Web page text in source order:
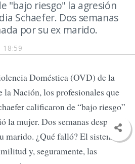
18:59
"bajo riesgo" la agresión
Schaefer. Dos semanas
por su ex marido.
Doméstica (OVD) de la
la Nación, los profesionales que
calificaron de “bajo riesgo”
la mujer. Dos semanas después,
marido. ¿Qué falló? El sistema
y, seguramente, las